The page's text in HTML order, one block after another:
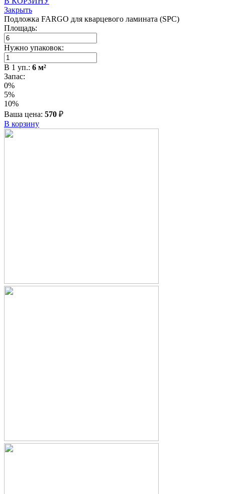
Закрыть
Подложка FARGO для кварцевого ламината (SPC)
Площадь:
Нужно упаковок:
В 1 уп.: 6 м²
Запас:
0%
5%
10%
Ваша цена: 570 ₽
В корзину